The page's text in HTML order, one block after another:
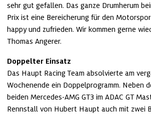
sehr gut gefallen. Das ganze Drumherum
Prix ist eine Bereicherung für den
happy und zufrieden. Wir kommen gerne
Thomas Angerer.
Doppelter Einsatz
Das Haupt Racing Team absolvierte am
Wochenende ein Doppelprogramm. Neben
beiden Mercedes-AMG GT3 im ADAC GT
Rennstall von Hubert Haupt auch mit zwei